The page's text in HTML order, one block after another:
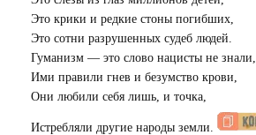
Это крики и редкие стоны погибших,
Это сотни разрушенных судеб людей.
Гуманизм — это слово нацисты не знали,
Ими правили гнев и безумство крови,
Они любили себя лишь, и точка,
Истребляли другие народы земли.